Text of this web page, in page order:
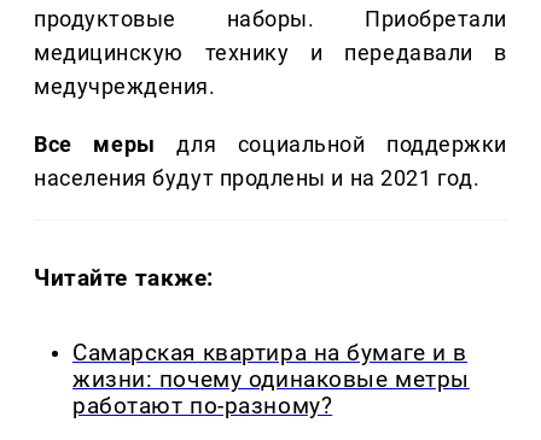
продуктовые наборы. Приобретали
медицинскую технику и передавали в
медучреждения.
Все меры для социальной поддержки
населения будут продлены и на 2021 год.
Читайте также:
Самарская квартира на бумаге и в
жизни: почему одинаковые метры
работают по-разному?